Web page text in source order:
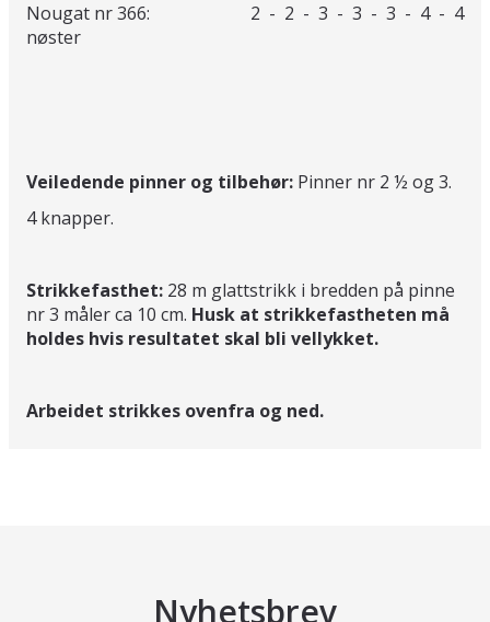
Nougat nr 366: 2 - 2 - 3 - 3 - 3 - 4 - 4
nøster
Veiledende pinner og tilbehør: Pinner nr 2 ½ og 3.
4 knapper.
Strikkefasthet: 28 m glattstrikk i bredden på pinne
nr 3 måler ca 10 cm. Husk at strikkefastheten må
holdes hvis resultatet skal bli vellykket.
Arbeidet strikkes ovenfra og ned.
Nyhetsbrev